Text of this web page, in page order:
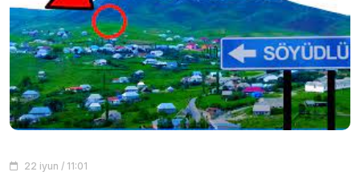
22 iyun / 11:01